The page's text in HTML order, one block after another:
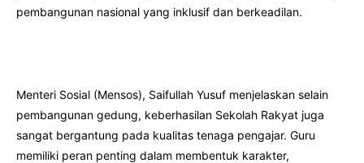
pembangunan nasional yang inklusif dan berkeadilan.
Menteri Sosial (Mensos), Saifullah Yusuf menjelaskan selain
pembangunan gedung, keberhasilan Sekolah Rakyat juga
sangat bergantung pada kualitas tenaga pengajar. Guru
memiliki peran penting dalam membentuk karakter,